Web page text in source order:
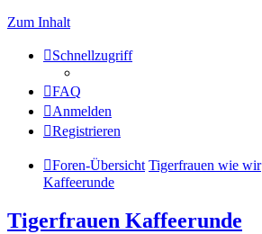
Zum Inhalt
Schnellzugriff
FAQ
Anmelden
Registrieren
Foren-Übersicht Tigerfrauen wie wir
Kaffeerunde
Tigerfrauen Kaffeerunde